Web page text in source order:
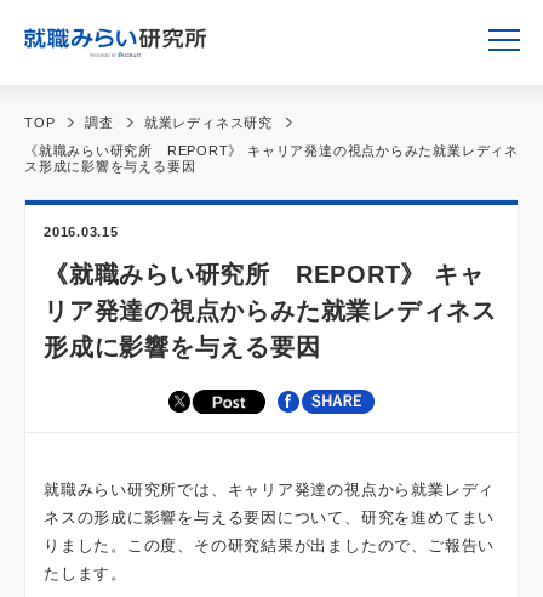
TOP 調査
就業レディネス研究
《就職みらい研究所 REPORT》 キャリア発達の視点からみた就業レディネ
ス形成に影響を与える要因
2016.03.15
《就職みらい研究所 REPORT》 キャ
リア発達の視点からみた就業レディネス
形成に影響を与える要因
就職みらい研究所では、キャリア発達の視点から就業レディ
ネスの形成に影響を与える要因について、研究を進めてまい
りました。この度、その研究結果が出ましたので、ご報告い
たします。